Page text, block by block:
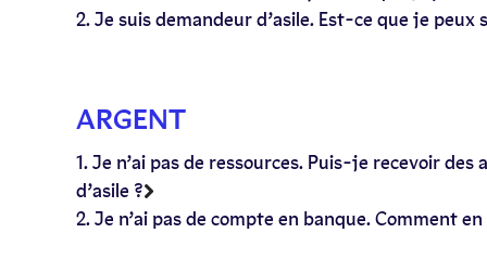
2. Je suis demandeur d’asile. Est-ce que je
ARGENT
1. Je n’ai pas de ressources. Puis-je recevoir
d’asile ?
2. Je n’ai pas de compte en banque. Comment